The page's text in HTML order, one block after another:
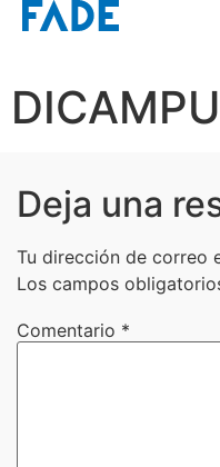
Deja una
Tu dirección de correo
Los campos
Comentario *